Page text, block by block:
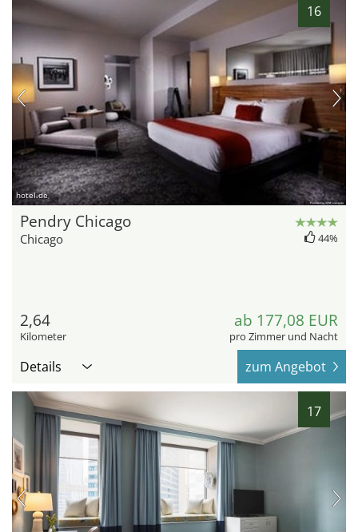
16
hotel.de
Pendry Chicago
Chicago 44%
2,64
Kilometer
ab 177,08 EUR
pro Zimmer und Nacht
Details zum Angebot
17